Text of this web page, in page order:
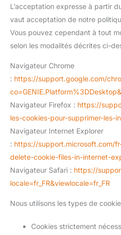
L’acceptation expresse à partir
vaut acceptation de notre
Vous pouvez cependant à tout
selon les modalités décrites ci-
Navigateur Chrome
: https://support.google.com/
Navigateur Firefox : https://
les-cookies-pour-supprimer-les-
Navigateur Internet Explorer
: https://support.microsoft.com/
delete-cookie-files-in-internet-
Navigateur Safari : https://
locale=fr_FR&viewlocale=fr_FR
Nous utilisons les types de
Cookies strictement